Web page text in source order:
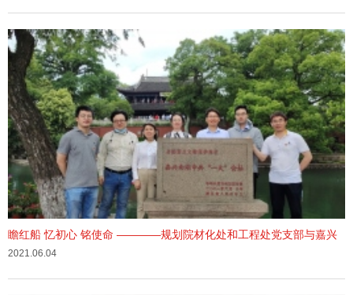
瞻红船 忆初心 铭使命 ————规划院材化处和工程处党支部与嘉兴
北化高分子助剂有限公司...
2021.06.04